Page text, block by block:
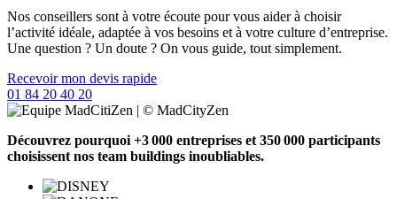
Nos conseillers sont à votre écoute pour vous aider à choisir
l’activité idéale, adaptée à vos besoins et à votre culture d’entreprise.
Une question ? Un doute ? On vous guide, tout simplement.
Recevoir mon devis rapide
01 84 20 40 20
Découvrez pourquoi +3 000 entreprises et 350 000 participants
choisissent nos team buildings inoubliables.